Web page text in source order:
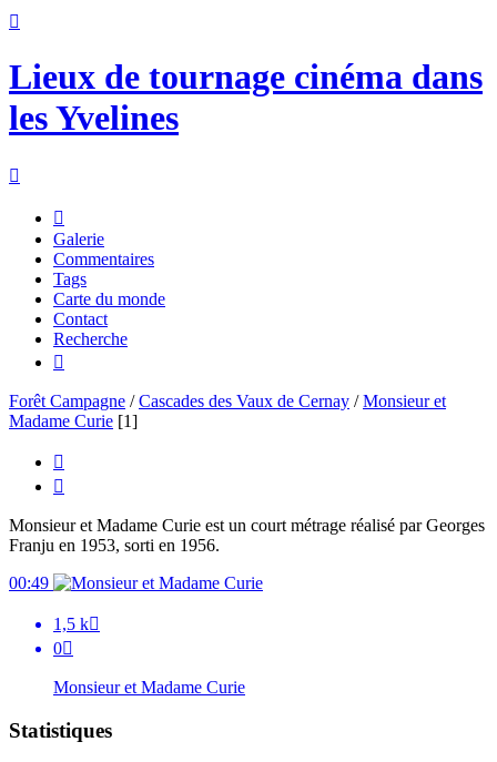

Lieux de tournage cinéma dans
les Yvelines


Galerie
Commentaires
Tags
Carte du monde
Contact
Recherche

Forêt Campagne / Cascades des Vaux de Cernay / Monsieur et
Madame Curie [1]


Monsieur et Madame Curie est un court métrage réalisé par Georges
Franju en 1953, sorti en 1956.
00:49
1,5 k
0
Monsieur et Madame Curie
Statistiques